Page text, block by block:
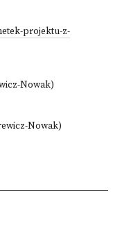
projektu-z-
Nowak)
Nowak)